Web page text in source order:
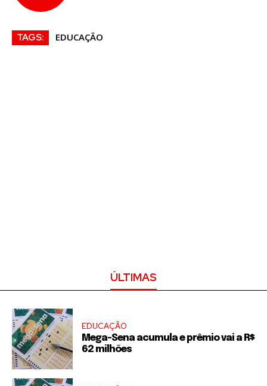
TAGS: EDUCAÇÃO
ÚLTIMAS
EDUCAÇÃO
Mega-Sena acumula e prêmio vai a R$
62 milhões